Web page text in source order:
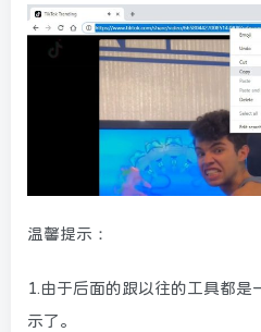
温馨提示：
1.由于后面的跟以往的工具都是
示了。